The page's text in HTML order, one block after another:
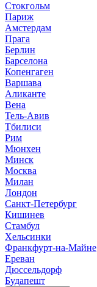
Стокгольм
Париж
Амстердам
Прага
Берлин
Барселона
Копенгаген
Варшава
Аликанте
Вена
Тель-Авив
Тбилиси
Рим
Мюнхен
Минск
Москва
Милан
Лондон
Санкт-Петербург
Кишинев
Стамбул
Хельсинки
Франкфурт-на-Майне
Ереван
Дюссельдорф
Будапешт